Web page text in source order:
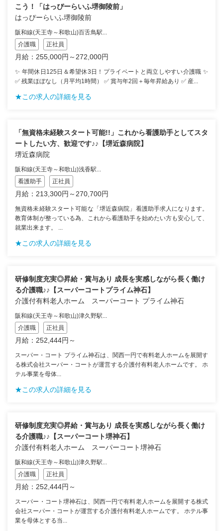
こう！「はっぴーらいふ堺御陵前」
はっぴーらいふ堺御陵前
阪和線(天王寺～和歌山)百舌鳥駅...
介護職
正社員
月給：255,000円～272,000円
✨ 年間休日125日＆希望休3日！プライベートと両立しやすい介護職 ✨
✅ 残業ほぼなし（月平均1時間） ✅ 賞与年2回＋毎年昇給あり ✅ 産...
★この求人の詳細を見る
「無資格未経験スタート可能!!」これから看護助手としてスタ
ートしたい方、歓迎です♪♪【堺近森病院】
堺近森病院
阪和線(天王寺～和歌山)浅香駅...
看護助手
正社員
月給：213,300円～270,700円
無資格未経験スタート可能な「堺近森病院」看護助手求人になります。
教育体制が整っている為、これから看護助手を始めたい方も安心して、
就業出来ます。 ...
★この求人の詳細を見る
研修制度充実◎昇給・賞与あり 成長を実感しながら長く働け
る介護職♪♪【スーパーコートプライム神石】
介護付有料老人ホーム スーパーコート プライム神石
阪和線(天王寺～和歌山)津久野駅...
介護職
正社員
月給：252,444円～
スーパー・コート プライム神石は、関西一円で有料老人ホームを展開す
る株式会社スーパー・コートが運営する介護付有料老人ホームです。 ホ
テル事業を母体...
★この求人の詳細を見る
研修制度充実◎昇給・賞与あり 成長を実感しながら長く働け
る介護職♪♪【スーパーコート堺神石】
介護付有料老人ホーム スーパーコート堺神石
阪和線(天王寺～和歌山)津久野駅...
介護職
正社員
月給：252,444円～
スーパー・コート堺神石は、関西一円で有料老人ホームを展開する株式
会社スーパー・コートが運営する介護付有料老人ホームです。 ホテル事
業を母体とする当...